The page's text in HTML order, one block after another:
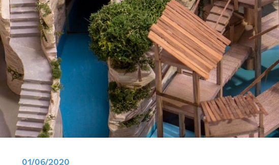
01/06/2020